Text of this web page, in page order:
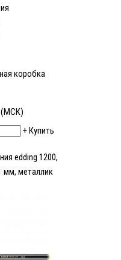
коробка
(МСК)
+Купить
edding 1200,
мм, металлик